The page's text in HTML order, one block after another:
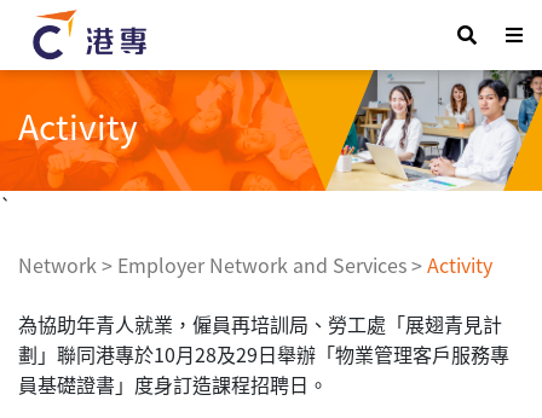
Activity
`
Network> Employer Network and Services>Activity
為協助年青人就業，僱員再培訓局、勞工處「展翅青見計
劃」聯同港專於10月28及29日舉辦「物業管理客戶服務專
員基礎證書」度身訂造課程招聘日。